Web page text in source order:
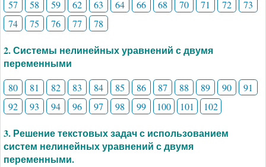
57 58 59 62 63 64 66 68 70 71 72
73
74
75 76 77 78
2. Системы нелинейных уравнений с двумя
переменными
80 81 82 83 84 85 86 87 88 89 90
91
92
93 94 96 97 98 99 100 101 102
3. Решение текстовых задач с использованием
систем нелинейных уравнений с двумя
переменными.